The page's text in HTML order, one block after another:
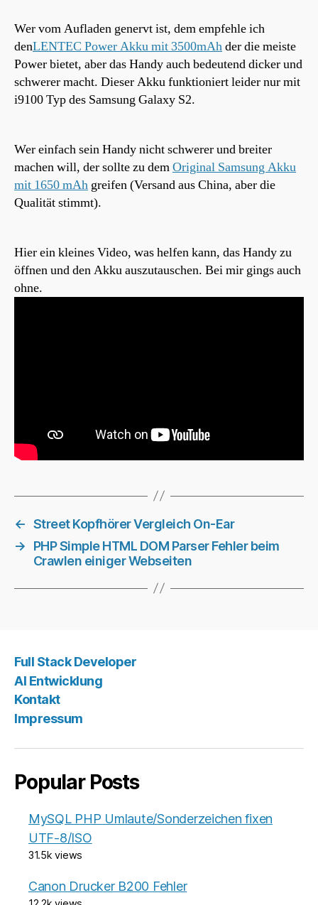
Wer vom Aufladen genervt ist, dem empfehle ich
denLENTEC Power Akku mit 3500mAhder die meiste
Power bietet, aber das Handy auch bedeutend dicker und
schwerer macht. Dieser Akku funktioniert leider nur mit
i9100 Typ des Samsung Galaxy S2.
Wer einfach sein Handy nicht schwerer und breiter
machen will, der sollte zu demOriginal Samsung Akku
mit 1650 mAh greifen (Versand aus China, aber die
Qualität stimmt).
Hier ein kleines Video, was helfen kann, das Handy zu
öffnen und den Akku auszutauschen. Bei mir gings auch
ohne.
← Street Kopfhörer Vergleich On-Ear
→
PHP Simple HTML DOM Parser Fehler beim
Crawlen einiger Webseiten
Full Stack Developer
AI Entwicklung
Kontakt
Impressum
Popular Posts
MySQL PHP Umlaute/Sonderzeichen fixen
UTF-8/ISO
31.5k views
Canon Drucker B200 Fehler